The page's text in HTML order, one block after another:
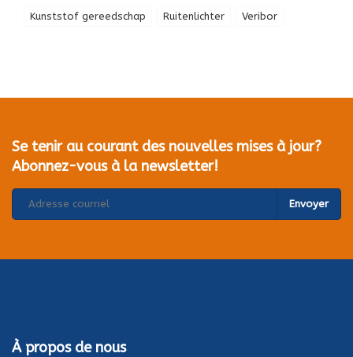
Kunststof gereedschap Ruitenlichter Veribor
Se tenir au courant des nouvelles mises à jour?
Abonnez-vous à la newsletter!
Envoyer
À propos de nous